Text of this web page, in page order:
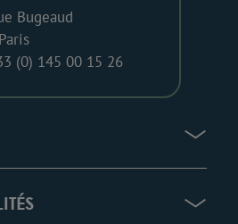
Bugeaud
(0) 145 00 15 26